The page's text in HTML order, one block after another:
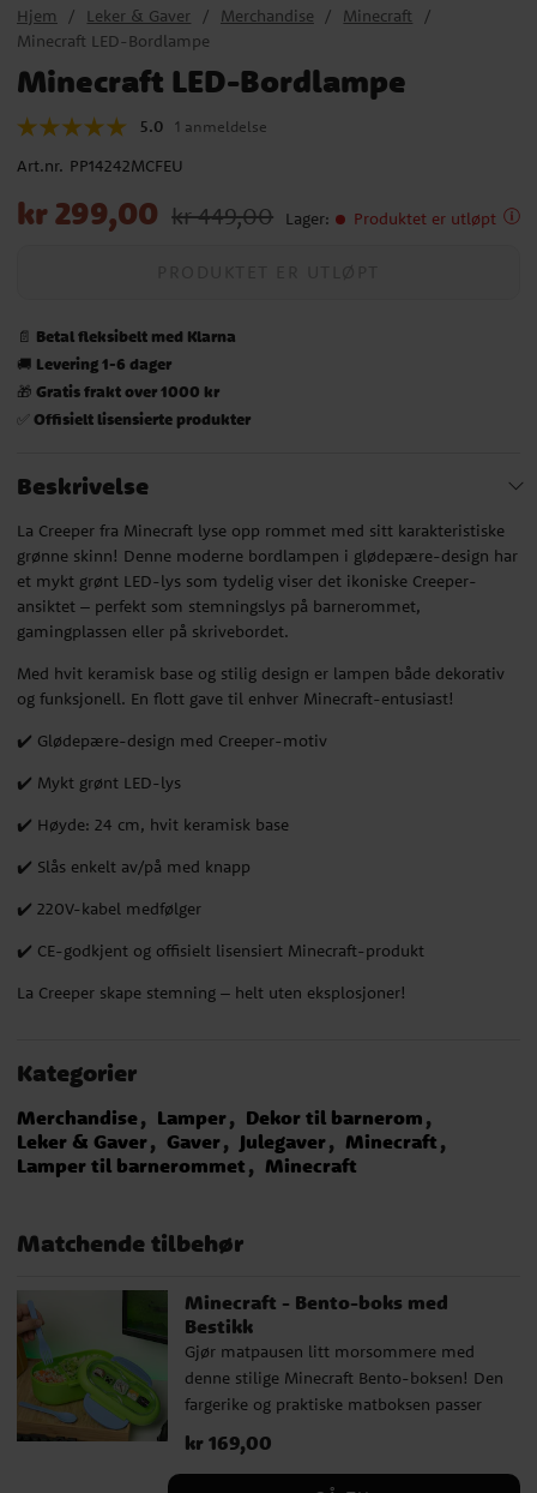
Hjem Leker & Gaver Merchandise
Minecraft
Minecraft LED-Bordlampe
Minecraft LED-Bordlampe
5.0 1 anmeldelse
Art.nr. PP14242MCFEU
Nåværende pris:
kr 299,00 kr 449,00 Lager: Produktet er utløpt
📄 Betal fleksibelt med Klarna
🚚 Levering 1-6 dager
🎁 Gratis frakt over 1000 kr
✅ Offisielt lisensierte produkter
Beskrivelse
La Creeper fra Minecraft lyse opp rommet med sitt karakteristiske
grønne skinn! Denne moderne bordlampen i glødepære-design har
et mykt grønt LED-lys som tydelig viser det ikoniske Creeper-
ansiktet – perfekt som stemningslys på barnerommet,
gamingplassen eller på skrivebordet.
Med hvit keramisk base og stilig design er lampen både dekorativ
og funksjonell. En flott gave til enhver Minecraft-entusiast!
✔️ Glødepære-design med Creeper-motiv
✔️ Mykt grønt LED-lys
✔️ Høyde: 24 cm, hvit keramisk base
✔️ Slås enkelt av/på med knapp
✔️ 220V-kabel medfølger
✔️ CE-godkjent og offisielt lisensiert Minecraft-produkt
La Creeper skape stemning – helt uten eksplosjoner!
Kategorier
Merchandise Lamper
Dekor til barnerom
Leker & Gaver
Gaver Julegaver
Minecraft
Lamper til barnerommet
Minecraft
Matchende tilbehør
Minecraft - Bento-boks med
Bestikk
Gjør matpausen litt morsommere med
denne stilige Minecraft Bento-boksen! Den
fargerike og praktiske matboksen passer
perfekt til skolen, turer eller
gamingstasjonen hjemme. Boksen er laget
av slitesterk plast og har en praktisk
Pris:kr 169,00
kr 169,00